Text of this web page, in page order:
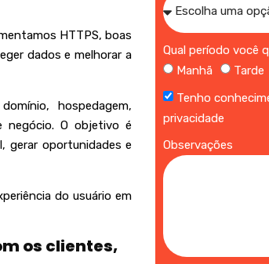
HTTPS, boas
dados e melhorar a
hospedagem,
negócio. O objetivo é
gerar oportunidades e
do usuário em
os clientes,
Qual período você
Manhã
Tarde
Tenho
privacidade
Observações